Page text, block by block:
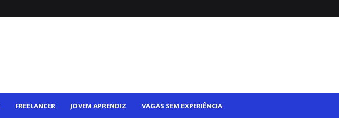
FREELANCER JOVEM APRENDIZ VAGAS SEM EXPERIÊNCIA